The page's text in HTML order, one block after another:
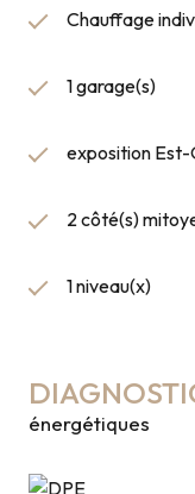
Chauffage
1 garage(s)
exposition
2 côté(s)
1 niveau(x)
énergétiques